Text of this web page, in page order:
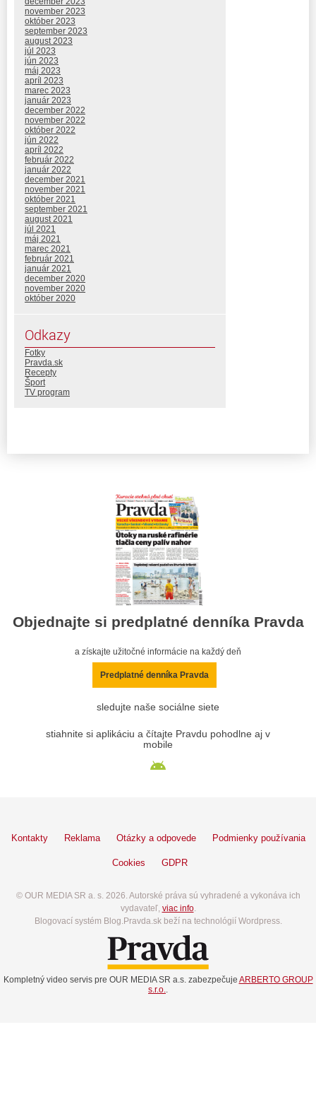
november 2023
október 2023
september 2023
august 2023
júl 2023
jún 2023
máj 2023
apríl 2023
marec 2023
január 2023
december 2022
november 2022
október 2022
jún 2022
apríl 2022
február 2022
január 2022
december 2021
november 2021
október 2021
september 2021
august 2021
júl 2021
máj 2021
marec 2021
február 2021
január 2021
december 2020
november 2020
október 2020
Odkazy
Fotky
Pravda.sk
Recepty
Šport
TV program
Objednajte si predplatné denníka Pravda
a získajte užitočné informácie na každý deň
Predplatné denníka Pravda
sledujte naše sociálne siete
stiahnite si aplikáciu a čítajte Pravdu pohodlne aj v
mobile
Kontakty Reklama Otázky a odpovede Podmienky používania
Cookies GDPR
© OUR MEDIA SR a. s. 2026. Autorské práva sú vyhradené a vykonáva ich
vydavateľ, viac info.
Blogovací systém Blog.Pravda.sk beží na technológií Wordpress.
Kompletný video servis pre OUR MEDIA SR a.s. zabezpečuje ARBERTO GROUP
s.r.o..